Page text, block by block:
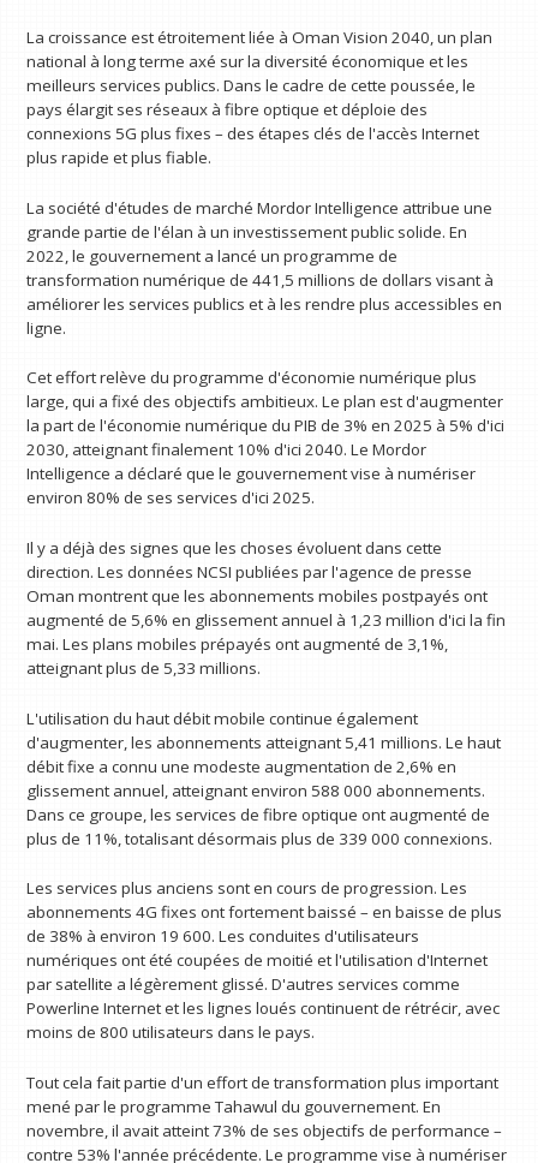
La croissance est étroitement liée à Oman Vision 2040, un plan
national à long terme axé sur la diversité économique et les
meilleurs services publics. Dans le cadre de cette poussée, le
pays élargit ses réseaux à fibre optique et déploie des
connexions 5G plus fixes – des étapes clés de l'accès Internet
plus rapide et plus fiable.
La société d'études de marché Mordor Intelligence attribue une
grande partie de l'élan à un investissement public solide. En
2022, le gouvernement a lancé un programme de
transformation numérique de 441,5 millions de dollars visant à
améliorer les services publics et à les rendre plus accessibles en
ligne.
Cet effort relève du programme d'économie numérique plus
large, qui a fixé des objectifs ambitieux. Le plan est d'augmenter
la part de l'économie numérique du PIB de 3% en 2025 à 5% d'ici
2030, atteignant finalement 10% d'ici 2040. Le Mordor
Intelligence a déclaré que le gouvernement vise à numériser
environ 80% de ses services d'ici 2025.
Il y a déjà des signes que les choses évoluent dans cette
direction. Les données NCSI publiées par l'agence de presse
Oman montrent que les abonnements mobiles postpayés ont
augmenté de 5,6% en glissement annuel à 1,23 million d'ici la fin
mai. Les plans mobiles prépayés ont augmenté de 3,1%,
atteignant plus de 5,33 millions.
L'utilisation du haut débit mobile continue également
d'augmenter, les abonnements atteignant 5,41 millions. Le haut
débit fixe a connu une modeste augmentation de 2,6% en
glissement annuel, atteignant environ 588 000 abonnements.
Dans ce groupe, les services de fibre optique ont augmenté de
plus de 11%, totalisant désormais plus de 339 000 connexions.
Les services plus anciens sont en cours de progression. Les
abonnements 4G fixes ont fortement baissé – en baisse de plus
de 38% à environ 19 600. Les conduites d'utilisateurs
numériques ont été coupées de moitié et l'utilisation d'Internet
par satellite a légèrement glissé. D'autres services comme
Powerline Internet et les lignes loués continuent de rétrécir, avec
moins de 800 utilisateurs dans le pays.
Tout cela fait partie d'un effort de transformation plus important
mené par le programme Tahawul du gouvernement. En
novembre, il avait atteint 73% de ses objectifs de performance –
contre 53% l'année précédente. Le programme vise à numériser